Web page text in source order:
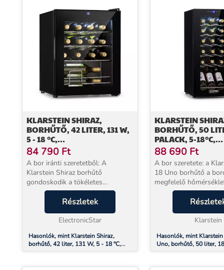
KLARSTEIN SHIRAZ,
BORHŰTŐ, 42 LITER, 131 W,
5 - 18 °C,
ÉRINTŐKÉPERNYŐS
VEZÉRLŐPANEL, FEKETE
84 790 Ft
A bor iránti szeretetből: A
Klarstein Shiraz borhűtő
gondoskodik a tökéletes
borélvezetről, mivel biztosítja a
boroknak a megfelelő, iváshoz
alkalmas hőmérsékletet. Íze teljes
kifejlődéséhez a bort a ...
Részletek
ElectronicStar
Hasonlók, mint Klarstein Shiraz,
borhűtő, 42 liter, 131 W, 5 - 18 °C,
érintőképernyős vezérlőpanel, fekete
KLARSTEIN
BORHŰTŐ, 50
PALACK, 5-18°C,
VEZÉRLŐPANEL
88 690 Ft
A bor szeretete: a
18 Uno borhűtő a borosüvegek
megfelelő
tartásával biztosítja a
borfogyasztást.
egyedülálló és
illeszkedik még...Klarstein
Hasonlók, mint
Uno, borhűtő, 50 liter,
18°C, érintőképernyős